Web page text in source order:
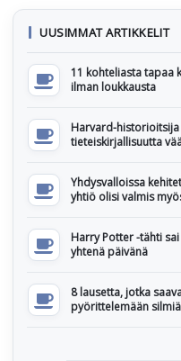
UUSIMMAT ARTIKKELIT
11 kohteliasta tapaa
ilman loukkausta
Harvard-
tieteiskirjallisuutta
Yhdysvalloissa
yhtiö olisi valmis
Harry Potter -tähti
yhtenä päivänä
8 lausetta, jotka
pyörittelemään